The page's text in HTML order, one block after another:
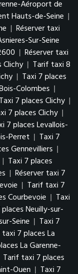
Aéroport de
Hauts-de-Seine |
| Réserver taxi
Sur-Seine
| Réserver taxi
Clichy | Tarif taxi 8
| Taxi 7 places
Colombes |
Taxi 7 places Clichy |
7 places Clichy |
7 places Levallois-
Perret | Taxi 7
Gennevilliers |
| Taxi 7 places
| Réserver taxi 7
| Tarif taxi 7
Courbevoie | Taxi
Neuilly-sur-
Seine | Taxi 7
7 places La
La Garenne-
Tarif taxi 7 places
Ouen | Taxi 7